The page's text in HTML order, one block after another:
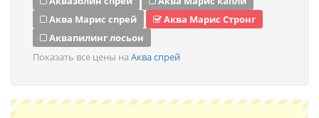
Аква Марис спрей
Аква Марис Стронг
Аквапилинг лосьон
Показать все цены на Аква спрей